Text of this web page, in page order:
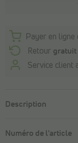
Payer en ligne
Retour gratuit
Service client
Description
Numéro de l'article